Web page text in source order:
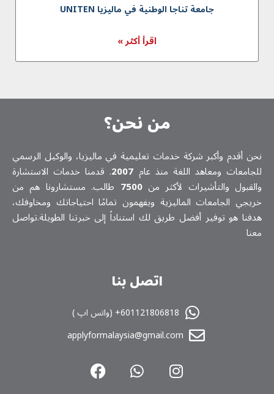
جامعة تناجا الوطنية في ماليزيا UNITEN
اقرأ أكثر »
من نحن؟
نحن أقدم وأكبر شركة خدمات تعلیمیة في ماليزيا، والوكيل الرسمي
للجامعات ومعاهد اللغة منذ عام 2007. قدمنا خدمات الاستشارة
والقبول والتأشيرات لأكثر من7500 طالب. مستشارونا هم من
خريجي الجامعات الماليزية ويفهمون تمامًا احتياجاتك ومخاوفك،
هدفنا هو توفير أفضل طريق لك استناداً إلى خبرتنا الطويلة.تواصل
معنا
اتصل بنا
601121806818+ (واتس اپ )
applyformalaysia@gmail.com